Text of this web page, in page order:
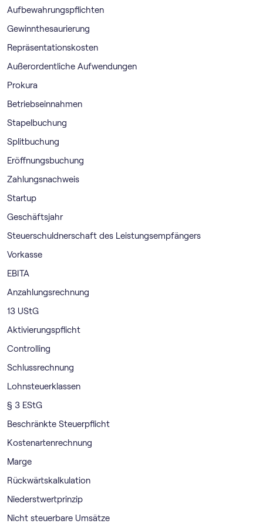
Aufbewahrungspflichten
Gewinnthesaurierung
Repräsentationskosten
Außerordentliche Aufwendungen
Prokura
Betriebseinnahmen
Stapelbuchung
Splitbuchung
Eröffnungsbuchung
Zahlungsnachweis
Startup
Geschäftsjahr
Steuerschuldnerschaft des Leistungsempfängers
Vorkasse
EBITA
Anzahlungsrechnung
13 UStG
Aktivierungspflicht
Controlling
Schlussrechnung
Lohnsteuerklassen
§ 3 EStG
Beschränkte Steuerpflicht
Kostenartenrechnung
Marge
Rückwärtskalkulation
Niederstwertprinzip
Nicht steuerbare Umsätze